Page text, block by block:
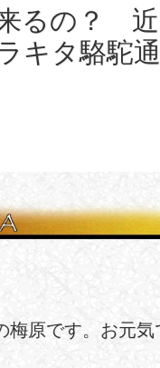
るの？
キタ駱駝
梅原です。お元気